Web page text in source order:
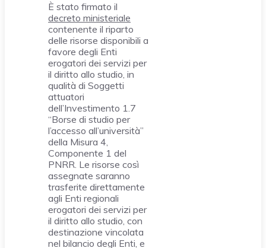
È stato firmato il
decreto ministeriale
contenente il riparto
delle risorse disponibili a
favore degli Enti
erogatori dei servizi per
il diritto allo studio, in
qualità di Soggetti
attuatori
dell’Investimento 1.7
“Borse di studio per
l’accesso all’università”
della Misura 4,
Componente 1 del
PNRR. Le risorse così
assegnate saranno
trasferite direttamente
agli Enti regionali
erogatori dei servizi per
il diritto allo studio, con
destinazione vincolata
nel bilancio degli Enti, e